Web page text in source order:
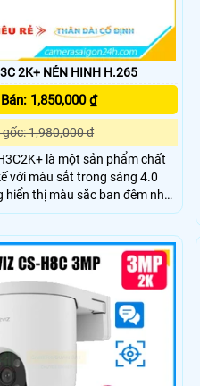
2K+ NÉN HINH H.265
1,850,000 ₫
gốc: 1,980,000 ₫
là một sản phẩm chất
với màu sắt trong sáng 4.0
hiển thị màu sắc ban đêm nhờ
năng chiếu